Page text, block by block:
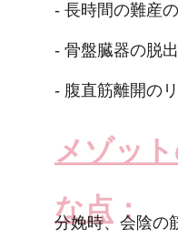
- 長時間の難産
- 骨盤臓器の脱
- 腹直筋離開の
メゾッ
な点 ：
分娩時、会陰の